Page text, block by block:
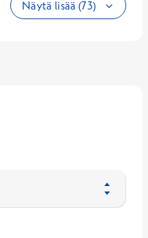
Näytä lisää (73)